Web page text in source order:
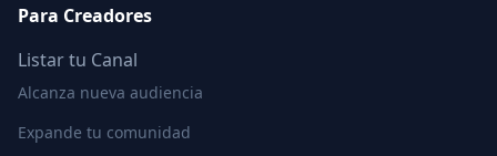
Para Creadores
Listar tu Canal
Alcanza nueva audiencia
Expande tu comunidad